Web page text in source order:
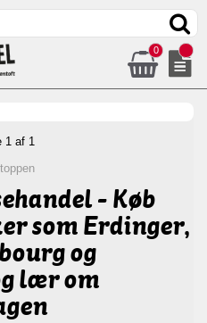
0
1 af 1
- Køb
som Erdinger,
og
lær om